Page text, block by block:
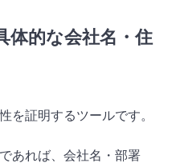
的な会社名・住
を証明するツールです。
あれば、会社名・部署